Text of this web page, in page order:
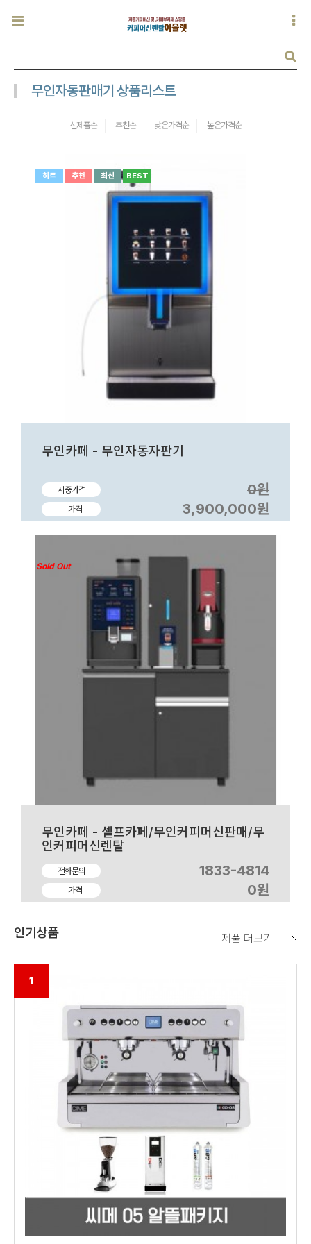
무인자동판매기 상품리스트
신제품순 추천순 낮은가격순 높은가격순
무인카페 - 무인자동자판기
시중가격 0원
가격 3,900,000원
히트 추천 최신 BEST
무인카페 - 셀프카페/무인커피머신판매/무
인커피머신렌탈
전화문의 1833-4814
가격 0원
Sold Out
인기상품
1
제품 더보기